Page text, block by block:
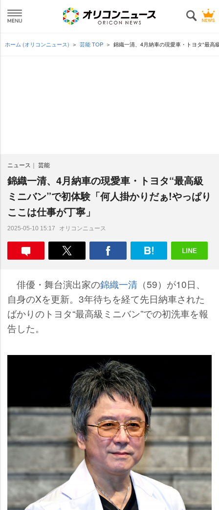
ホーム (オリコンニュース) 芸能 TOP 錦織一清、4月納車の現愛車・トヨタ“最高
ニュース 芸能
錦織一清、4月納車の現愛車・トヨタ“最高級
ミニバン”で初体験「何人掛かりだぁ!やっぱり
ここは仕事が丁寧」
2025-05-10 15:17 オリコンニュース
俳優・舞台演出家の錦織一清 （59）が10日、
自身のXを更新。3年待ちを経て先日納車された
ばかりのトヨタ“最高級ミニバン”での初洗車を報
告した。